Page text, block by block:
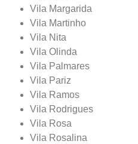
Vila Margarida
Vila Martinho
Vila Nita
Vila Olinda
Vila Palmares
Vila Pariz
Vila Ramos
Vila Rodrigues
Vila Rosa
Vila Rosalina